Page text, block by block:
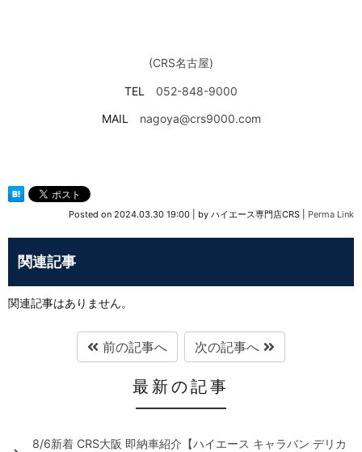
(CRS名古屋)
TEL 052-848-9000
MAIL nagoya@crs9000.com
Posted on 2024.03.30 19:00 by ハイエース専門店CRS Perma Link
関連記事
関連記事はありません。
前の記事へ 次の記事へ
最新の記事
8/6新着 CRS大阪 即納車紹介【ハイエース キャラバン デリカ